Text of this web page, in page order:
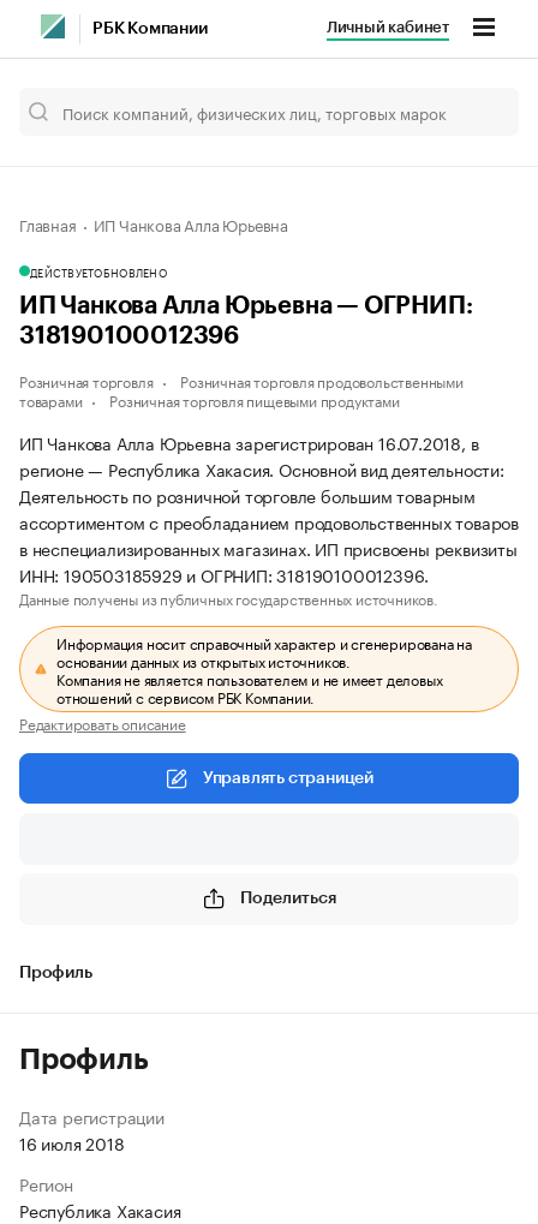
РБК Компании Личный кабинет
Главная ИП Чанкова Алла Юрьевна
ДЕЙСТВУЕТОБНОВЛЕНО
ИП Чанкова Алла Юрьевна — ОГРНИП:
318190100012396
Розничная торговля
Розничная торговля продовольственными
товарами
Розничная торговля пищевыми продуктами
ИП Чанкова Алла Юрьевна зарегистрирован 16.07.2018, в
регионе — Республика Хакасия. Основной вид деятельности:
Деятельность по розничной торговле большим товарным
ассортиментом с преобладанием продовольственных товаров
в неспециализированных магазинах. ИП присвоены реквизиты
ИНН: 190503185929 и ОГРНИП: 318190100012396.
Данные получены из публичных государственных источников.
Информация носит справочный характер и сгенерирована на
основании данных из открытых источников.
Компания не является пользователем и не имеет деловых
отношений с сервисом РБК Компании.
Редактировать описание
Управлять страницей
Поделиться
Профиль
Профиль
Дата регистрации
16 июля 2018
Регион
Республика Хакасия